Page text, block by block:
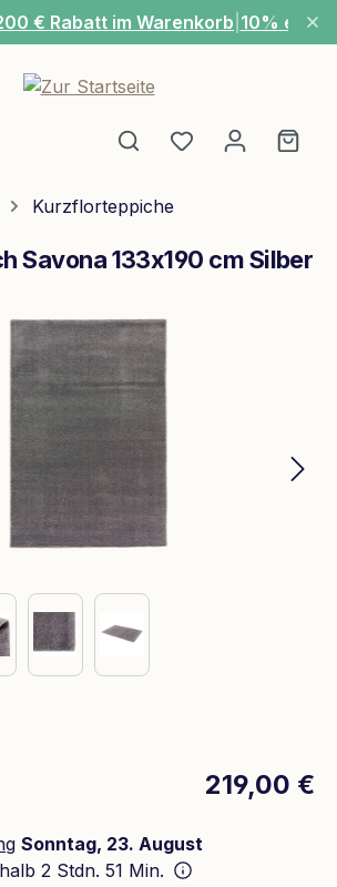
€ Rabatt im Warenkorb 10% extra
Du hast 0
Kurzflorteppiche
Savona 133x190 cm Silber
219,00 €
Sonntag, 23. August
2 Stdn. 51 Min.